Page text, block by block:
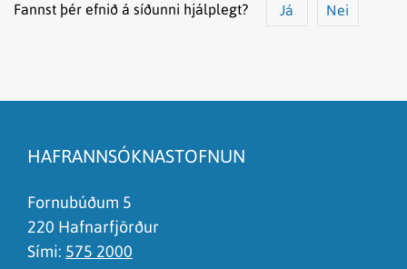
Fannst þér efnið á síðunni hjálplegt? Já Nei
Það er of mikið efni á síðunni
Ég skil ekki efnið, finnst það of flókið
HAFRANNSÓKNASTOFNUN
Fornubúðum 5
220 Hafnarfjörður
Sími: 575 2000